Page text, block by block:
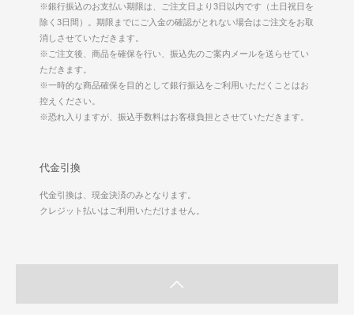
※銀行振込のお支払い期限は、ご注文日より3日以内です（土日祝日を
除く3日間）。期限までにご入金の確認がとれない場合はご注文をお取
消しさせていただきます。
※ご注文後、商品を確保を行い、振込先のご案内メールを送らせてい
ただきます。
※一時的な商品確保を目的として銀行振込をご利用いただくことはお
控えください。
※恐れ入りますが、振込手数料はお客様負担とさせていただきます。
代金引換
代金引換は、現金決済のみとなります。
クレジット払いはご利用いただけません。